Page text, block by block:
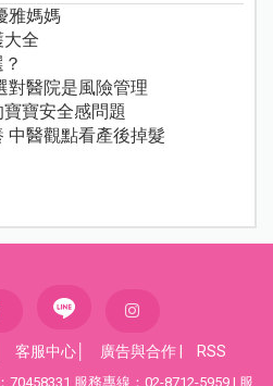
雅媽媽
大全
對醫院是風險管理
寶安全感問題
中醫觀點看產後掉髮
客服中心 廣告與合作 RSS
服務專線：02-8712-5959 | 服